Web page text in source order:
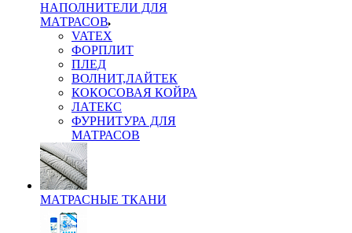
НАПОЛНИТЕЛИ ДЛЯ
МАТРАСОВ
VATEX
ФОРПЛИТ
ПЛЕД
ВОЛНИТ,ЛАЙТЕК
КОКОСОВАЯ КОЙРА
ЛАТЕКС
ФУРНИТУРА ДЛЯ
МАТРАСОВ
МАТРАСНЫЕ ТКАНИ